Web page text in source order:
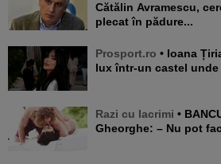
Cătălin Avramescu,
plecat în pădure...
Prosport.ro • Ioana Țiriac, vacanță de mega –
lux într-un castel unde
Razi cu lacrimi • BANCUL ZILEI. Badea
Gheorghe: – Nu pot